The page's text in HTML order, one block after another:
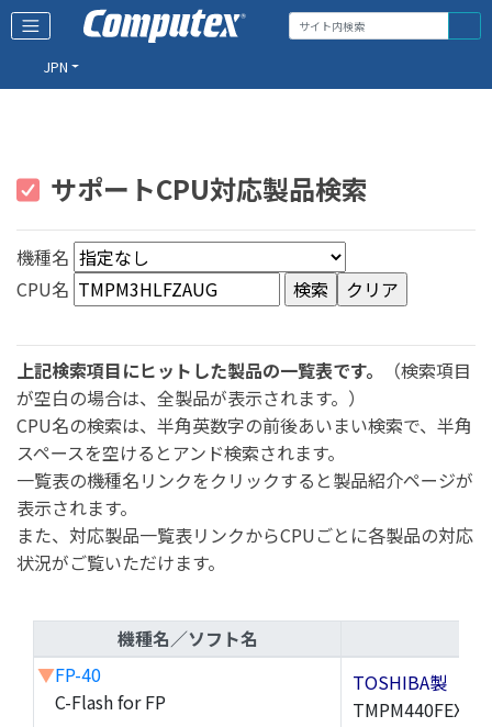
JPN
サポートCPU対応製品検索
機種名
CPU名
上記検索項目にヒットした製品の一覧表です。
（検索項目
が空白の場合は、全製品が表示されます。）
CPU名の検索は、半角英数字の前後あいまい検索で、半角
スペースを空けるとアンド検索されます。
一覧表の機種名リンクをクリックすると製品紹介ページが
表示されます。
また、対応製品一覧表リンクからCPUごとに各製品の対応
状況がご覧いただけます。
機種名／ソフト名
▼FP-40
C-Flash for FP
TOSHIBA製